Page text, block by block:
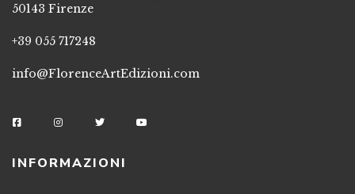
50143 Firenze
+39 055 717248
info@FlorenceArtEdizioni.com
INFORMAZIONI